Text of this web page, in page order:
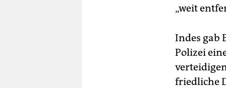
„weit
Indes gab
Polizei
friedliche